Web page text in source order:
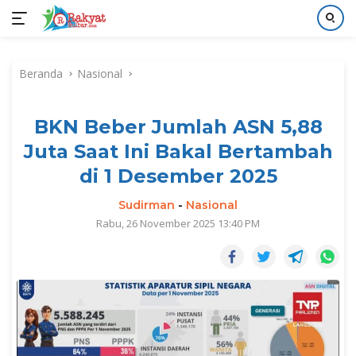
kontenBeranda Nasional
BKN Beber Jumlah ASN 5,88
Juta Saat Ini Bakal Bertambah
di 1 Desember 2025
Sudirman - Nasional
Rabu, 26 November 2025 13:40 PM